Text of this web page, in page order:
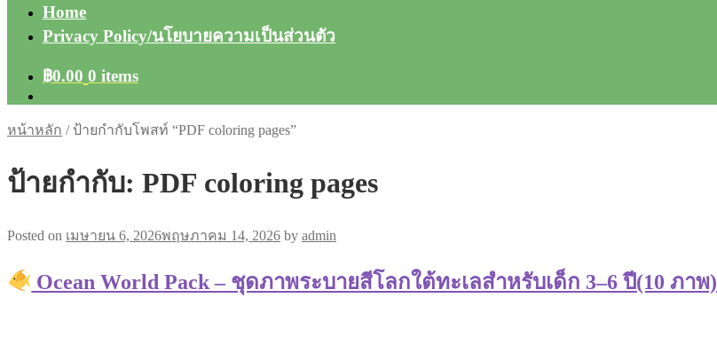
Home
Privacy Policy/นโยบายความเป็นส่วนตัว
฿0.00 0 items
หน้าหลัก / ป้ายกำกับโพสท์ “PDF coloring pages”
ป้ายกำกับ: PDF coloring pages
Posted on เมษายน 6, 2026พฤษภาคม 14, 2026 by admin
Ocean World Pack – ชุดภาพระบายสีโลกใต้ทะเลสำหรับเด็ก 3–6 ปี(10 ภาพ)